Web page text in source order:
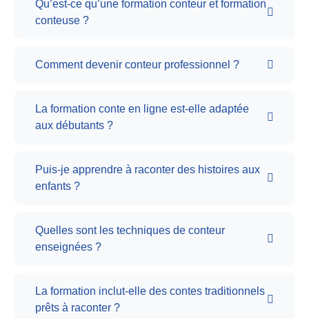
Qu’est-ce qu’une formation conteur et formation
conteuse ?
Comment devenir conteur professionnel ?
La formation conte en ligne est-elle adaptée
aux débutants ?
Puis-je apprendre à raconter des histoires aux
enfants ?
Quelles sont les techniques de conteur
enseignées ?
La formation inclut-elle des contes traditionnels
prêts à raconter ?